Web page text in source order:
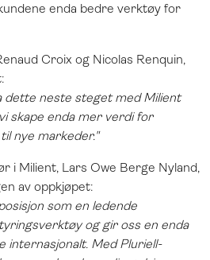
enda bedre verktøy for
Croix og Nicolas Renquin,
dette neste steget med Milient
skape enda mer verdi for
nye markeder."
i Milient, Lars Owe Berge Nyland,
av oppkjøpet:
som en ledende
og gir oss en enda
Med Pluriell-